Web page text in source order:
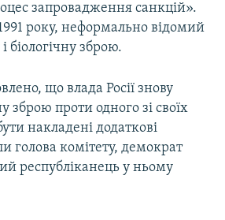
запровадження санкцій».
року, неформально відомий
біологічну зброю.
що влада Росії знову
зброю проти одного зі своїх
накладені додаткові
голова комітету, демократ
республіканець у ньому